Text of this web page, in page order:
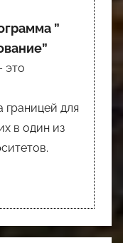
”
это
границей для
в один из